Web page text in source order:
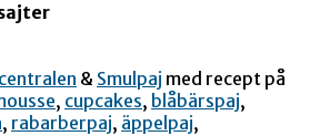
& Smulpaj med recept på
, cupcakes, blåbärspaj,
, rabarberpaj, äppelpaj,